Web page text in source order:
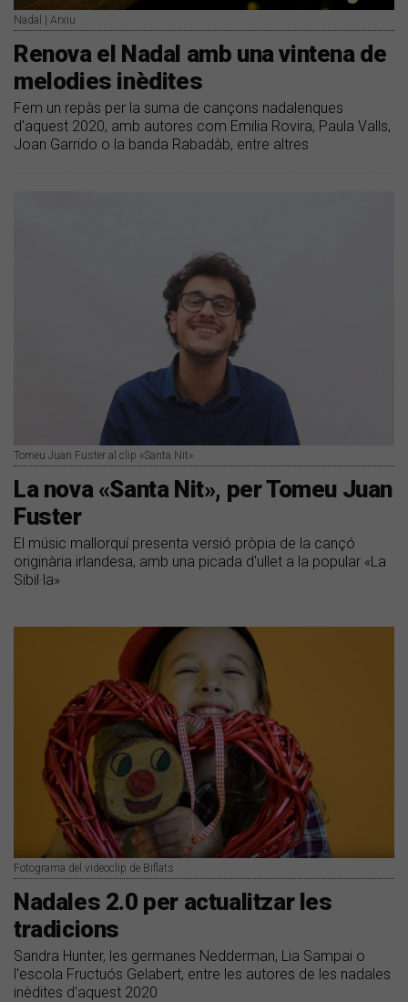
Nadal | Arxiu
Renova el Nadal amb una vintena de
melodies inèdites
Fem un repàs per la suma de cançons nadalenques
d'aquest 2020, amb autores com Emilia Rovira, Paula Valls,
Joan Garrido o la banda Rabadàb, entre altres
Tomeu Juan Fuster al clip «Santa Nit»
La nova «Santa Nit», per Tomeu Juan
Fuster
El músic mallorquí presenta versió pròpia de la cançó
originària irlandesa, amb una picada d'ullet a la popular «La
Sibil·la»
Fotograma del videoclip de Biflats
Nadales 2.0 per actualitzar les
tradicions
Sandra Hunter, les germanes Nedderman, Lia Sampai o
l'escola Fructuós Gelabert, entre les autores de les nadales
inèdites d'aquest 2020